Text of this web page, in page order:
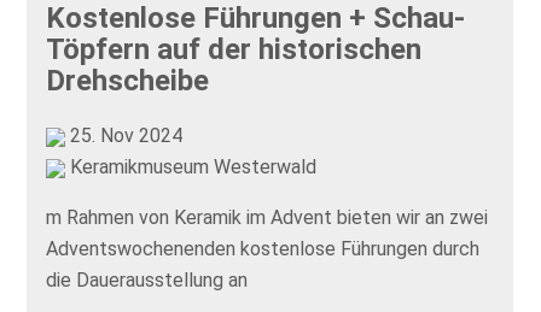
Kostenlose Führungen + Schau-
Töpfern auf der historischen
Drehscheibe
25. Nov 2024
Keramikmuseum Westerwald
m Rahmen von Keramik im Advent bieten wir an zwei
Adventswochenenden kostenlose Führungen durch
die Dauerausstellung an